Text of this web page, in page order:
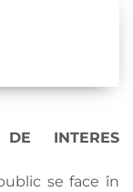
DE INTERES
se face în